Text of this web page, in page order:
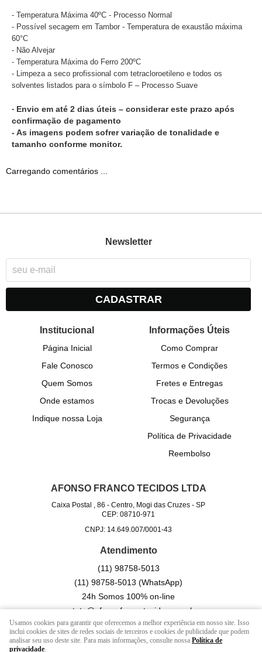
- Temperatura Máxima 40ºC - Processo Normal
- Possível secagem em Tambor - Temperatura de exaustão máxima
60°C
- Não Alvejar
- Temperatura Máxima do Ferro 200ºC
- Limpeza a seco profissional com tetracloroetileno e todos os
solventes listados para o símbolo F – Processo Suave
- Envio em até 2 dias úteis – considerar este prazo após
confirmação de pagamento
- As imagens podem sofrer variação de tonalidade e
tamanho conforme monitor.
Carregando comentários ...
Newsletter
CADASTRAR
Institucional
Página Inicial
Fale Conosco
Quem Somos
Onde estamos
Indique nossa Loja
Informações Úteis
Como Comprar
Termos e Condições
Fretes e Entregas
Trocas e Devoluções
Segurança
Política de Privacidade
Reembolso
AFONSO FRANCO TECIDOS LTDA
Caixa Postal , 86 -Centro, Mogi das Cruzes -SP
CEP: 08710-971
CNPJ: 14.649.007/0001-43
Atendimento
(11) 98758-5013
(11) 98758-5013(WhatsApp)
24h Somos 100% on-line
contato@afonsofrancotecidos.com.br
LOJA VIRTUAL CRIADA POR
Usamos cookies para garantir que oferecemos a melhor experiência em nosso site. Isso
inclui cookies de sites de redes sociais de terceiros e cookies de publicidade que podem
analisar seu uso deste site. Para mais informações, consulte nossa Política de
privacidade.